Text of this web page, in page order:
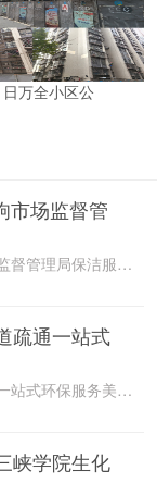
万全小区公
市场监督管
2026年4月15日万州龙驹市场监督管理局保洁服务由重庆美
疏通一站式
美万家：污水处理、管道疏通一站式环保服务美万家公司，
峡学院生化